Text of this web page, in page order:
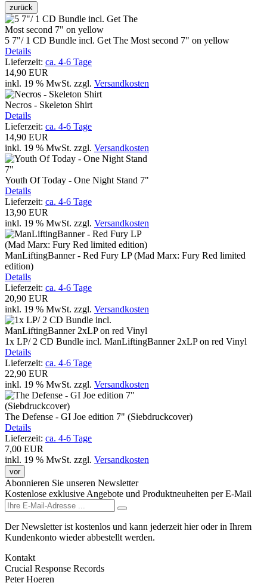
zurück
5 7"/ 1 CD Bundle incl. Get The Most second 7" on yellow
Details
Lieferzeit: ca. 4-6 Tage
14,90 EUR
inkl. 19 % MwSt. zzgl. Versandkosten
Necros - Skeleton Shirt
Details
Lieferzeit: ca. 4-6 Tage
14,90 EUR
inkl. 19 % MwSt. zzgl. Versandkosten
Youth Of Today - One Night Stand 7"
Details
Lieferzeit: ca. 4-6 Tage
13,90 EUR
inkl. 19 % MwSt. zzgl. Versandkosten
ManLiftingBanner - Red Fury LP (Mad Marx: Fury Red limited
edition)
Details
Lieferzeit: ca. 4-6 Tage
20,90 EUR
inkl. 19 % MwSt. zzgl. Versandkosten
1x LP/ 2 CD Bundle incl. ManLiftingBanner 2xLP on red Vinyl
Details
Lieferzeit: ca. 4-6 Tage
22,90 EUR
inkl. 19 % MwSt. zzgl. Versandkosten
The Defense - GI Joe edition 7" (Siebdruckcover)
Details
Lieferzeit: ca. 4-6 Tage
7,00 EUR
inkl. 19 % MwSt. zzgl. Versandkosten
vor
Abonnieren Sie unseren Newsletter
Kostenlose exklusive Angebote und Produktneuheiten per E-Mail
Der Newsletter ist kostenlos und kann jederzeit hier oder in Ihrem
Kundenkonto wieder abbestellt werden.
Kontakt
Crucial Response Records
Peter Hoeren